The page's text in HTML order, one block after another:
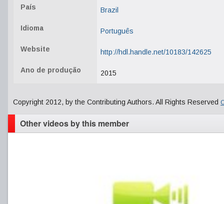
País Brazil
Idioma Português
Website http://hdl.handle.net/10183/142625
Ano de produção 2015
Copyright 2012, by the Contributing Authors. All Rights Reserved
Other videos by this member